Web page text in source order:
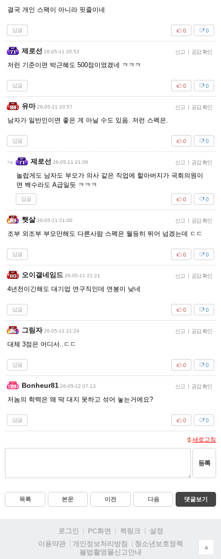
결국 개인 스팩이 아니라 핏줄이네
답글 0
0
제로선 26-05-11 20:53 신고 | 공감 확인
저런 기준이면 박근혜도 500점이였겠네 ㅋㅋㅋ
답글 0
0
유마 26-05-11 20:57 신고 | 공감 확인
남자가 일반인이면 좋은 게 아닐 수도 있음. 저런 스펙은.
답글 0
0
제로선 26-05-11 21:06 신고 | 공감 확인
놀랍게도 남자도 부모가 의사 같은 직업에 할아버지가 국회의원이
면 백수라도 A급일듯 ㅋㅋㅋ
답글 0
0
햇살 26-05-11 21:00 신고 | 공감 확인
조부 외조부 부모만해도 다른사람 스펙은 월등히 뛰어 넘겠는데 ㄷㄷ
답글 0
0
오이갤네임드 26-05-11 21:21 신고 | 공감 확인
4년전이긴해도 대기업 연구직인데 연봉이 낮네
답글 0
0
그림자 26-05-11 21:24 신고 | 공감 확인
대체 3점은 어디서..ㄷㄷ
답글 0
0
Bonheur81 26-05-12 07:13 신고 | 공감 확인
저놈의 학력은 왜 딱 대지 못하고 섞어 놓는거에요?
답글 0
0
새로고침
등록
목록 본문 이전 다음 댓글보기
로그인 PC화면 퀵링크
설정
이용약관
개인정보처리방침
청소년보호정책
불법촬영물신고안내
▲